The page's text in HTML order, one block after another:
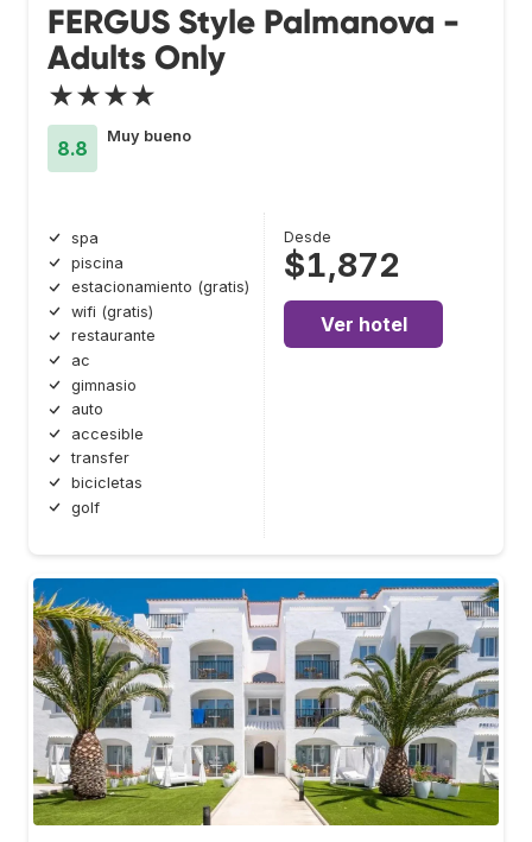
FERGUS Style Palmanova -
Adults Only
★★★★
8.8
Muy bueno
spa
piscina
estacionamiento (gratis)
wifi (gratis)
restaurante
ac
gimnasio
auto
accesible
transfer
bicicletas
golf
Desde
$1,872
Ver hotel